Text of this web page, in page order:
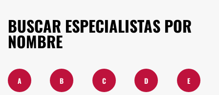
BUSCAR ESPECIALISTAS POR
NOMBRE
A B C D E